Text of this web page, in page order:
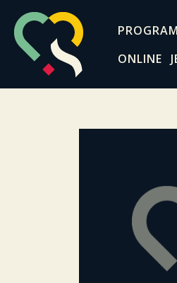
PROGRAM
ONLINE